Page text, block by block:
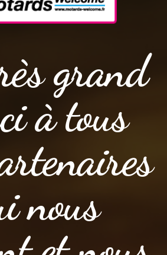
grand
à tous
nous